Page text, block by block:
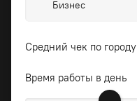
Бизнес
Средний чек по городу
Время работы в день